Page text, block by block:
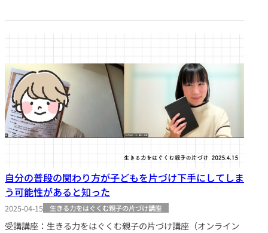
自分の普段の関わり方が子どもを片づけ下手にしてしま
う可能性があると知った
2025-04-15 生きる力をはぐくむ親子の片づけ講座
受講講座：生きる力をはぐくむ親子の片づけ講座（オンライン